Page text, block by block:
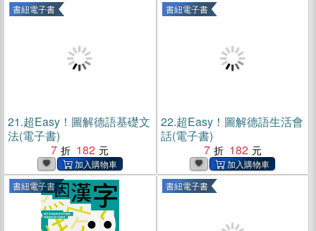
書紐電子書
21.超Easy！圖解德語基礎文
法(電子書)
7
182
書紐電子書
22.超Easy！圖解德語生活會
話(電子書)
7
182
書紐電子書 書紐電子書